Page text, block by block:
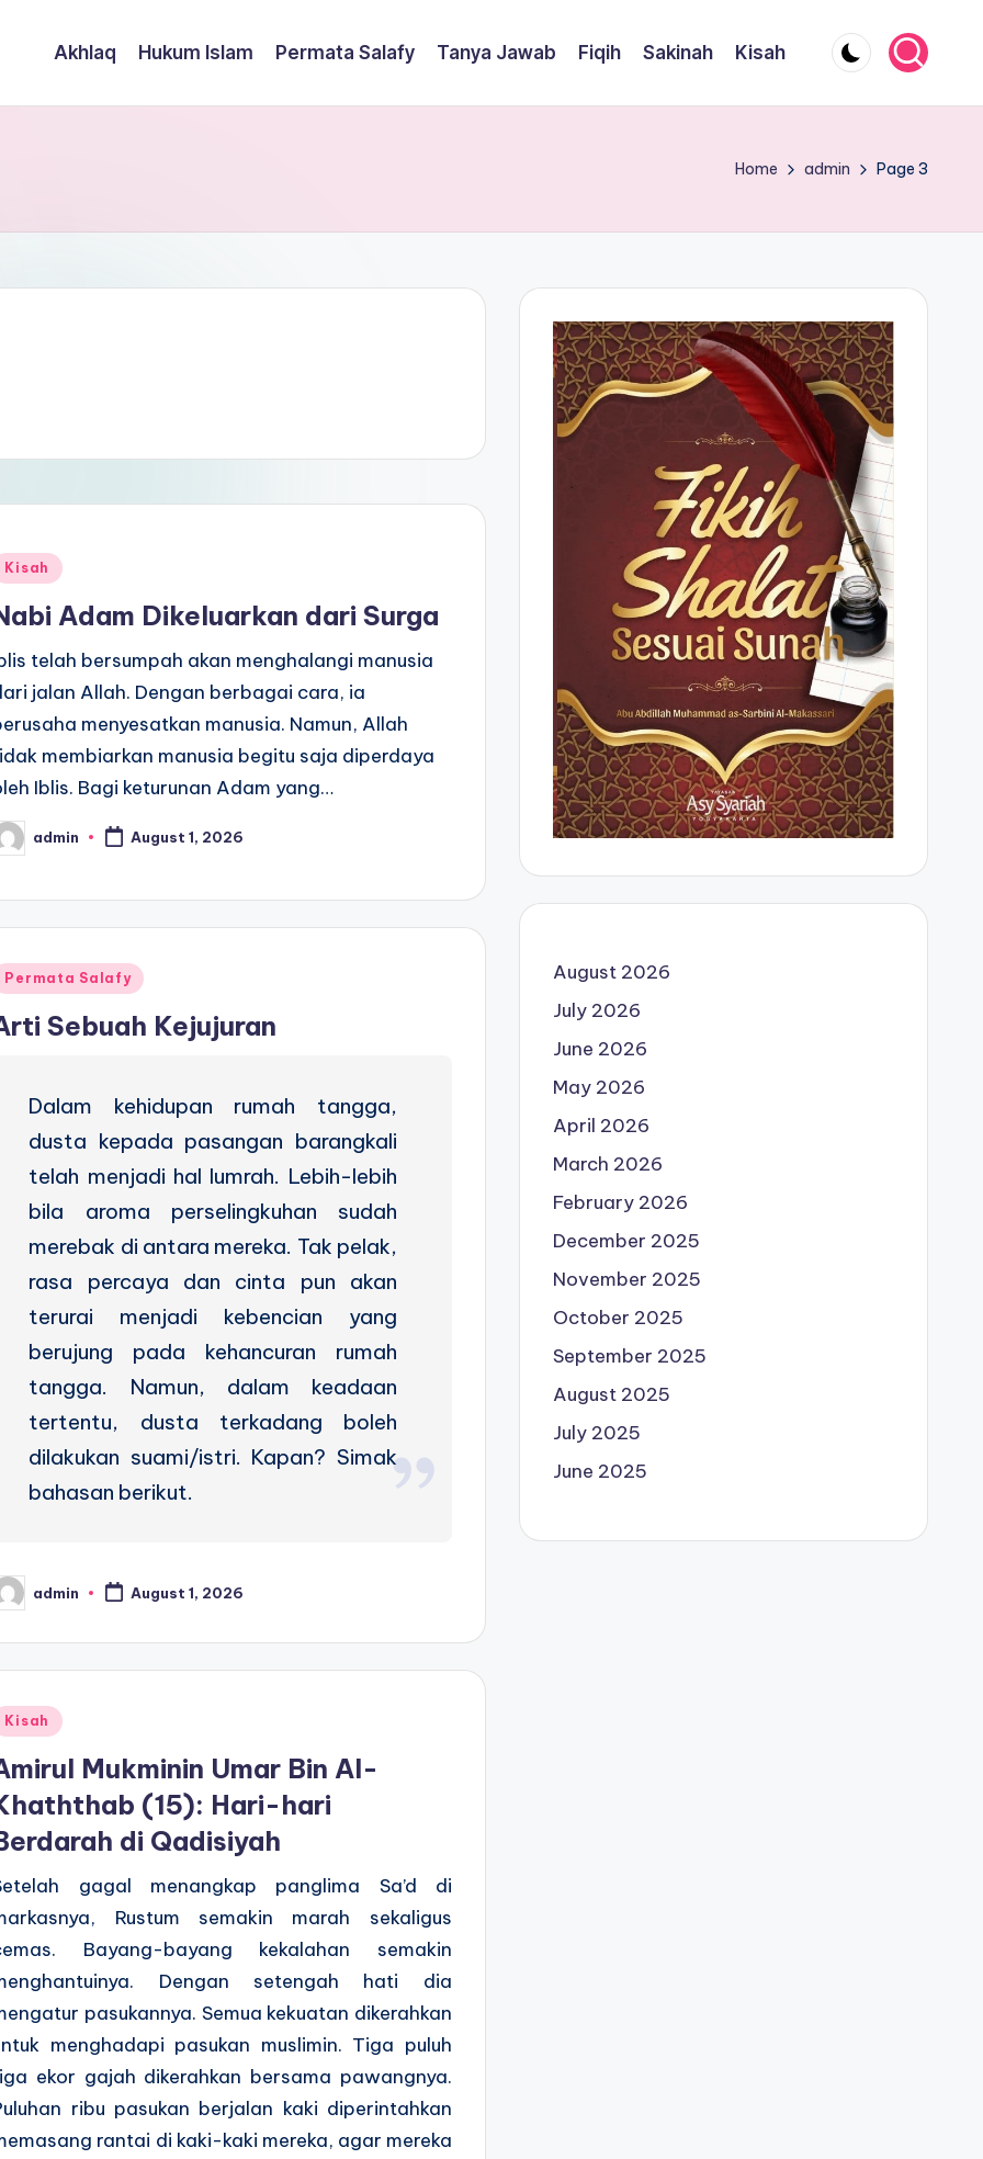
Akhlaq Hukum Islam Permata Salafy Tanya Jawab Fiqih Sakinah Kisah
Home admin Page 3
Kisah
Adam Dikeluarkan dari Surga
telah bersumpah akan menghalangi manusia
jalan Allah. Dengan berbagai cara, ia
menyesatkan manusia. Namun, Allah
membiarkan manusia begitu saja diperdaya
Iblis. Bagi keturunan Adam yang…
admin August 1, 2026
Permata Salafy
Sebuah Kejujuran
Dalam kehidupan rumah tangga,
dusta kepada pasangan barangkali
telah menjadi hal lumrah. Lebih-lebih
bila aroma perselingkuhan sudah
merebak di antara mereka. Tak pelak,
rasa percaya dan cinta pun akan
terurai menjadi kebencian yang
berujung pada kehancuran rumah
tangga. Namun, dalam keadaan
tertentu, dusta terkadang boleh
dilakukan suami/istri. Kapan? Simak
bahasan berikut.
admin August 1, 2026
Kisah
Mukminin Umar Bin Al-
(15): Hari-hari
di Qadisiyah
gagal menangkap panglima Sa’d di
Rustum semakin marah sekaligus
Bayang-bayang kekalahan semakin
Dengan setengah hati dia
pasukannya. Semua kekuatan dikerahkan
menghadapi pasukan muslimin. Tiga puluh
ekor gajah dikerahkan bersama pawangnya.
ribu pasukan berjalan kaki diperintahkan
rantai di kaki-kaki mereka, agar mereka
August 2026
July 2026
June 2026
May 2026
April 2026
March 2026
February 2026
December 2025
November 2025
October 2025
September 2025
August 2025
July 2025
June 2025